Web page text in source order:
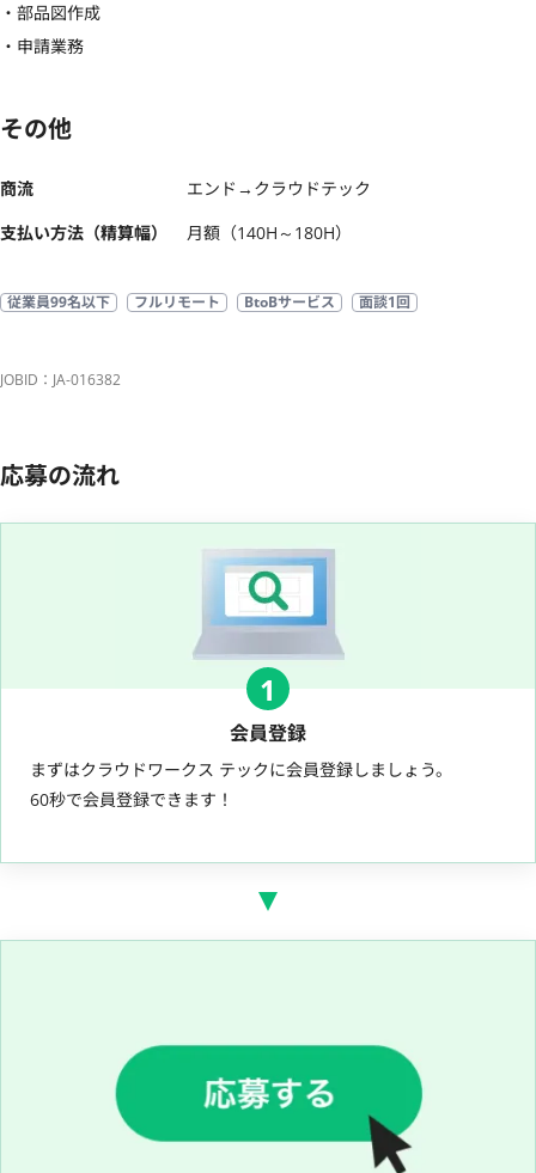
・部品図作成
・申請業務
その他
商流
エンド→クラウドテック
支払い方法（精算幅）
月額（140H～180H）
従業員99名以下 フルリモート BtoBサービス 面談1回
JOBID：JA-016382
応募の流れ
1
会員登録
まずはクラウドワークス テックに会員登録しましょう。
60秒で会員登録できます！